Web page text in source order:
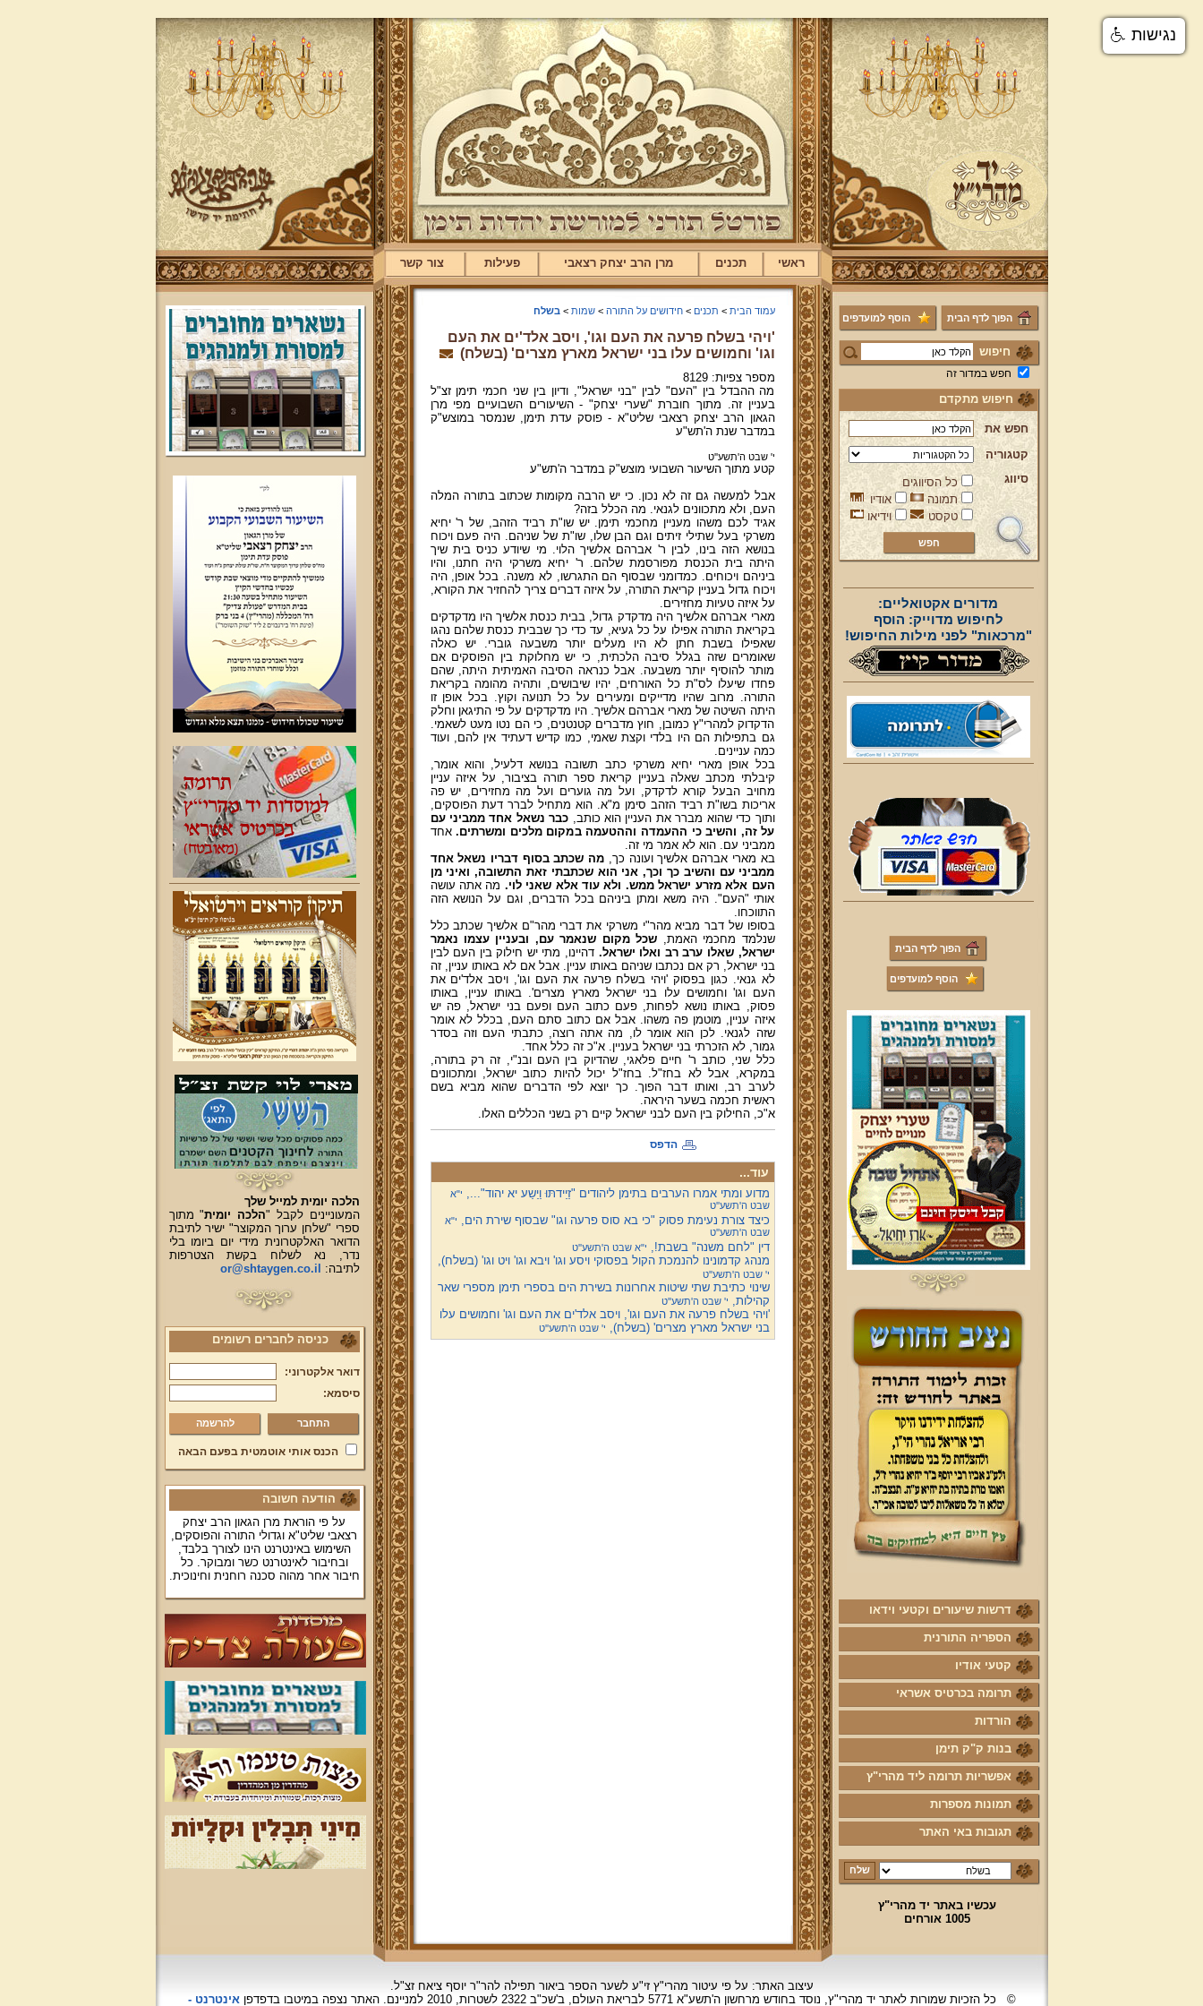
ראשי תכנים מרן הרב יצחק רצאבי פעילות צור קשר
הפוך לדף הבית הוסף למועדפים
חיפוש
חפש במדור זה
חיפוש מתקדם
חפש את
קטגוריה
סיווג
כל הסיווגים
תמונה
אודיו
טקסט
וידיאו
מדורים אקטואליים:
לחיפוש מדוייק: הוסף
"מרכאות" לפני מילות החיפוש!
הפוך לדף הבית
הוסף למועדפים
דרשות שיעורים וקטעי וידאו
הספריה התורנית
קטעי אודיו
תרומה בכרטיס אשראי
הורדות
בנות ק"ק תימן
אפשריות תרומה ליד מהרי"ץ
תמונות מספרות
תגובות באי האתר
עכשיו באתר יד מהרי"ץ
1005 אורחים
עמוד הבית > תכנים >חידושים על התורה >שמות >בשלח
'ויהי בשלח פרעה את העם וגו', ויסב אלד'ים את העם
וגו' וחמושים עלו בני ישראל מארץ מצרים' (בשלח)
מספר צפיות: 8129
מה ההבדל בין "העם" לבין "בני ישראל", ודיון בין שני חכמי תימן זצ"ל
בעניין זה. מתוך חוברת "שערי יצחק" - השיעורים השבועיים מפי מרן
הגאון הרב יצחק רצאבי שליט"א - פוסק עדת תימן, שנמסר במוצש"ק
במדבר שנת ה'תש"ע
י' שבט ה'תשע''ט
קטע מתוך השיעור השבועי מוצש"ק במדבר ה'תש"ע
אבל למעשה גם זה לא נכון. כי יש הרבה מקומות שכתוב בתורה המלה
העם, ולא מתכוונים לגנאי. מה הכלל בזה?
אגיד לכם משהו מעניין מחכמי תימן. יש שו"ת רביד הזהב, של ר' יחיא
משרקי בעל שתילי זיתים וגם הבן שלו, שו"ת של שניהם. היה פעם ויכוח
בנושא הזה בינו, לבין ר' אברהם אלשיך הלוי. מי שיודע כניס בית שיך
היתה בית הכנסת מפורסמת שלהם. ר' יחיא משרקי היה חתנו, והיו
ביניהם ויכוחים. כמדומני שבסוף הם התגרשו, לא משנה. בכל אופן, היה
ויכוח גדול בעניין קריאת התורה, על איזה דברים צריך להחזיר את הקורא,
על איזה טעיות מחזירים.
מארי אברהם אלשיך היה מדקדק גדול, בבית כנסת אלשיך היו מדקדקים
בקריאת התורה אפילו על כל געיא, עד כדי כך שבבית כנסת שלהם נהגו
שאפילו בשבת חתן לא היו מעלים יותר משבעה גוברי. יש כאלה
שאומרים שזה בגלל סיבה הלכתית, כי יש מחלוקת בין הפוסקים אם
מותר להוסיף יותר משבעה. אבל כנראה הסיבה האמיתית היתה, שהם
פחדו שיעלו לס"ת כל האורחים, יהיו שיבושים, ותהיה מהומה בקריאת
התורה. מרוב שהיו מדייקים ומעירים על כל תנועה וקוץ. בכל אופן זו
היתה השיטה של מארי אברהם אלשיך. היו מדקדקים על פי התיגאן וחלק
הדקדוק למהרי"ץ כמובן, חוץ מדברים קטנטנים, כי הם נטו מעט לשאמי.
גם בתפילות הם היו בלדי וקצת שאמי, כמו קדיש דעתיד אין להם, ועוד
כמה עניינים.
בכל אופן מארי יחיא משרקי כתב תשובה בנושא דלעיל, והוא אומר,
קיבלתי מכתב שאלה בעניין קריאת ספר תורה בציבור, על איזה עניין
מחויב הבעל קורא לדקדק, ועל מה גוערים ועל מה מחזירים, יש פה
אריכות בשו"ת רביד הזהב סימן מ"א. הוא מתחיל לברר דעת הפוסקים,
ותוך כדי שהוא מברר את העניין הוא כותב, כבר נשאל אחד ממביני עם
על זה, והשיב כי ההעמדה וההטעמה במקום מלכים ומשרתים.אחד
ממביני עם. הוא לא אמר מי זה.
בא מארי אברהם אלשיך ועונה כך, מה שכתב בסוף דבריו נשאל אחד
ממביני עם והשיב כך וכך, אני הוא שכתבתי זאת התשובה, ואיני מן
העם אלא מזרע ישראל ממש. ולא עוד אלא שאני לוי. מה אתה עושה
אותי "העם". היה משא ומתן ביניהם בכל הדברים, וגם על הנושא הזה
התווכחו.
בסופו של דבר מביא מהר"י משרקי את דברי מהר"ם אלשיך שכתב כלל
שנלמד מחכמי האמת, שכל מקום שנאמר עם, ובעניין עצמו נאמר
ישראל, שאלו ערב רב ואלו ישראל. דהיינו, מתי יש חילוק בין העם לבין
בני ישראל, רק אם נכתבו שניהם באותו עניין. אבל אם לא באותו עניין, זה
לא גנאי. כגון בפסוק 'ויהי בשלח פרעה את העם וגו', ויסב אלד'ים את
העם וגו' וחמושים עלו בני ישראל מארץ מצרים'. באותו עניין, באותו
פסוק, באותו נושא לפחות, פעם כתוב העם ופעם בני ישראל, פה יש
איזה עניין, מוטמן פה משהו. אבל אם כתוב סתם העם, בכלל לא אומר
שזה לגנאי. לכן הוא אומר לו, מה אתה רוצה, כתבתי העם וזה בסדר
גמור, לא הזכרתי בני ישראל בעניין. א"כ זה כלל אחד.
כלל שני, כותב ר' חיים פלאגי, שהדיוק בין העם ובנ"י, זה רק בתורה,
במקרא, אבל לא בחז"ל. בחז"ל יכול להיות כתוב ישראל, ומתכוונים
לערב רב, ואותו דבר הפוך. כך יוצא לפי הדברים שהוא מביא בשם
ראשית חכמה בשער היראה.
א"כ, החילוק בין העם לבני ישראל קיים רק בשני הכללים האלו.
הדפס
עוד...
מדוע ומתי אמרו הערבים בתימן ליהודים "זַיַידתּוּ וַיַשַע יא יהוד"..., י"א
שבט ה'תשע''ט
כיצד צורת נעימת פסוק "כי בא סוס פרעה וגו" שבסוף שירת הים, י"א
שבט ה'תשע''ט
דין "לחם משנה" בשבת!, י"א שבט ה'תשע''ט
מנהג קדמונינו להנמכת הקול בפסוקי ויסע וגו' ויבא וגו' ויט וגו' (בשלח),
י' שבט ה'תשע''ט
שינוי כתיבת שתי שיטות אחרונות בשירת הים בספרי תימן מספרי שאר
קהילות, י' שבט ה'תשע''ט
'ויהי בשלח פרעה את העם וגו', ויסב אלד'ים את העם וגו' וחמושים עלו
בני ישראל מארץ מצרים' (בשלח), י' שבט ה'תשע''ט
הלכה יומית למייל שלך
המעוניינים לקבל "הלכה יומית" מתוך
ספרי "שלחן ערוך המקוצר" ישיר לתיבת
הדואר האלקטרונית מידי יום ביומו בלי
נדר, נא לשלוח בקשת הצטרפות
לתיבה:
or@shtaygen.co.il
כניסה לחברים רשומים
דואר אלקטרוני:
סיסמא:
להרשמה
הכנס אותי אוטמטית בפעם הבאה
הודעה חשובה
על פי הוראת מרן הגאון הרב יצחק
רצאבי שליט"א וגדולי התורה והפוסקים,
השימוש באינטרנט הינו לצורך בלבד,
ובחיבור לאינטרנט כשר ומבוקר. כל
חיבור אחר מהוה סכנה רוחנית וחינוכית.
עיצוב האתר: על פי עיטור מהרי"ץ זי"ע לשער הספר ביאור תפילה להר"ר יוסף ציאח זצ"ל.
©
כל הזכיות שמורות לאתר יד מהרי"ץ, נוסד בחודש מרחשוןה'תשע"א 5771 לבריאת העולם, ב'שכ"ב 2322 לשטרות, 2010 למניינם. האתר נצפהבמיטבו בדפדפןאינטרנט -
נגישות